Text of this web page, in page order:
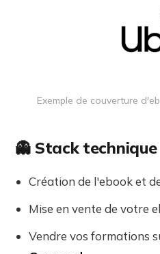
Exemple de couverture
👻 Stack technique
Création de l'ebook et
Mise en vente de votre
Vendre vos formations